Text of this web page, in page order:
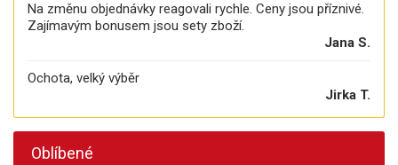
Na změnu objednávky reagovali rychle. Ceny jsou příznivé.
Zajímavým bonusem jsou sety zboží.
Jana S.
Ochota, velký výběr
Jirka T.
Oblíbené